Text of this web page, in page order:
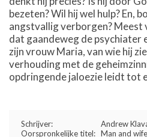
bezeten? Wil hij wel hulp? En,
angstvallig verborgen? Meest
dat gaandeweg de
zijn vrouw Maria, van wie hij
verhouding met de
opdringende jaloezie leidt tot
Schrijver:
Andrew
Oorspronkelijke titel: Man and wife